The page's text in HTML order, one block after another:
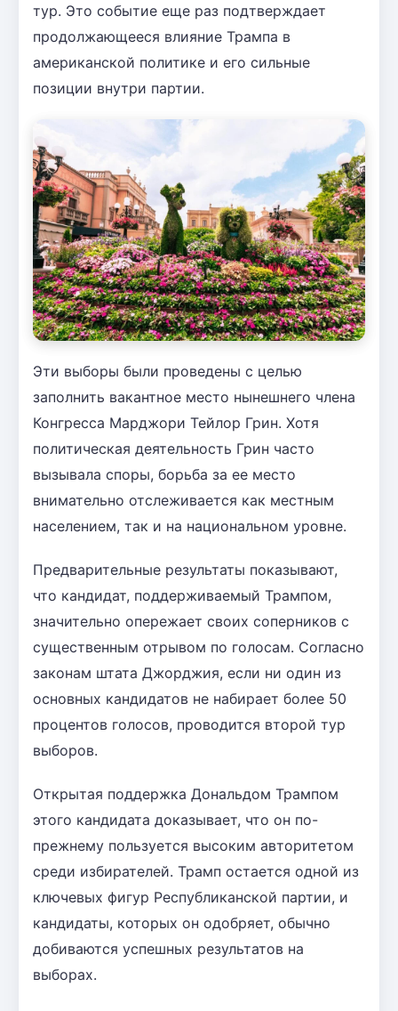
тур. Это событие еще раз подтверждает
продолжающееся влияние Трампа в
американской политике и его сильные
позиции внутри партии.
Эти выборы были проведены с целью
заполнить вакантное место нынешнего члена
Конгресса Марджори Тейлор Грин. Хотя
политическая деятельность Грин часто
вызывала споры, борьба за ее место
внимательно отслеживается как местным
населением, так и на национальном уровне.
Предварительные результаты показывают,
что кандидат, поддерживаемый Трампом,
значительно опережает своих соперников с
существенным отрывом по голосам. Согласно
законам штата Джорджия, если ни один из
основных кандидатов не набирает более 50
процентов голосов, проводится второй тур
выборов.
Открытая поддержка Дональдом Трампом
этого кандидата доказывает, что он по-
прежнему пользуется высоким авторитетом
среди избирателей. Трамп остается одной из
ключевых фигур Республиканской партии, и
кандидаты, которых он одобряет, обычно
добиваются успешных результатов на
выборах.